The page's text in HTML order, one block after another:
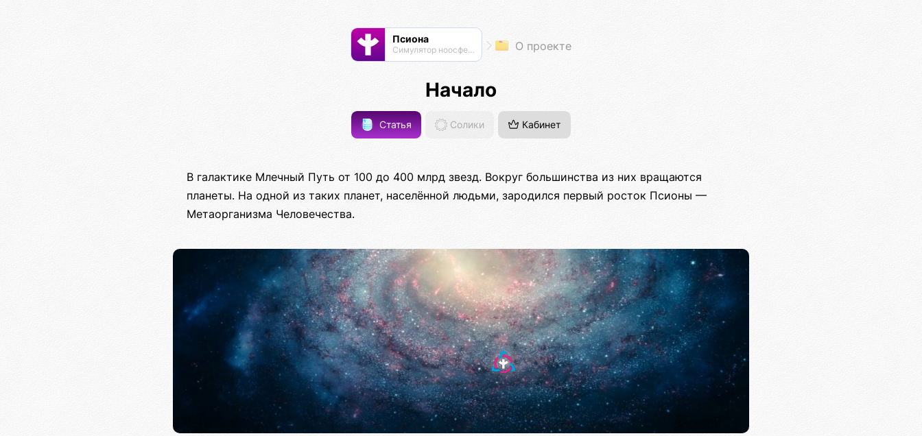
Псиона
Cимулятор ноосферы О проекте
Начало
Статья Солики Кабинет
В галактике Млечный Путь от 100 до 400 млрд звезд. Вокруг большинства из них вращаются
планеты. На одной из таких планет, населённой людьми, зародился первый росток Псионы —
Метаорганизма Человечества.